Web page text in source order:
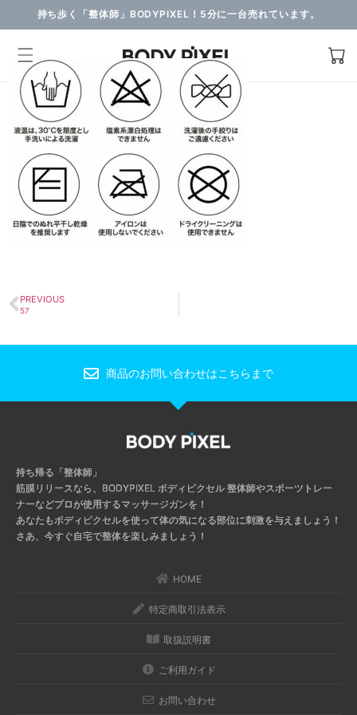
持ち歩く「整体師」BODYPIXEL！5分に一台売れています。
PREVIOUS
57
商品のお問い合わせはこちらまで
持ち帰る「整体師」
筋膜リリースなら、BODYPIXEL ボディピクセル 整体師やスポーツトレー
ナーなどプロが使用するマッサージガンを！
あなたもボディピクセルを使って体の気になる部位に刺激を与えましょう！
さあ、今すぐ自宅で整体を楽しみましょう！
HOME
特定商取引法表示
取扱説明書
ご利用ガイド
お問い合わせ